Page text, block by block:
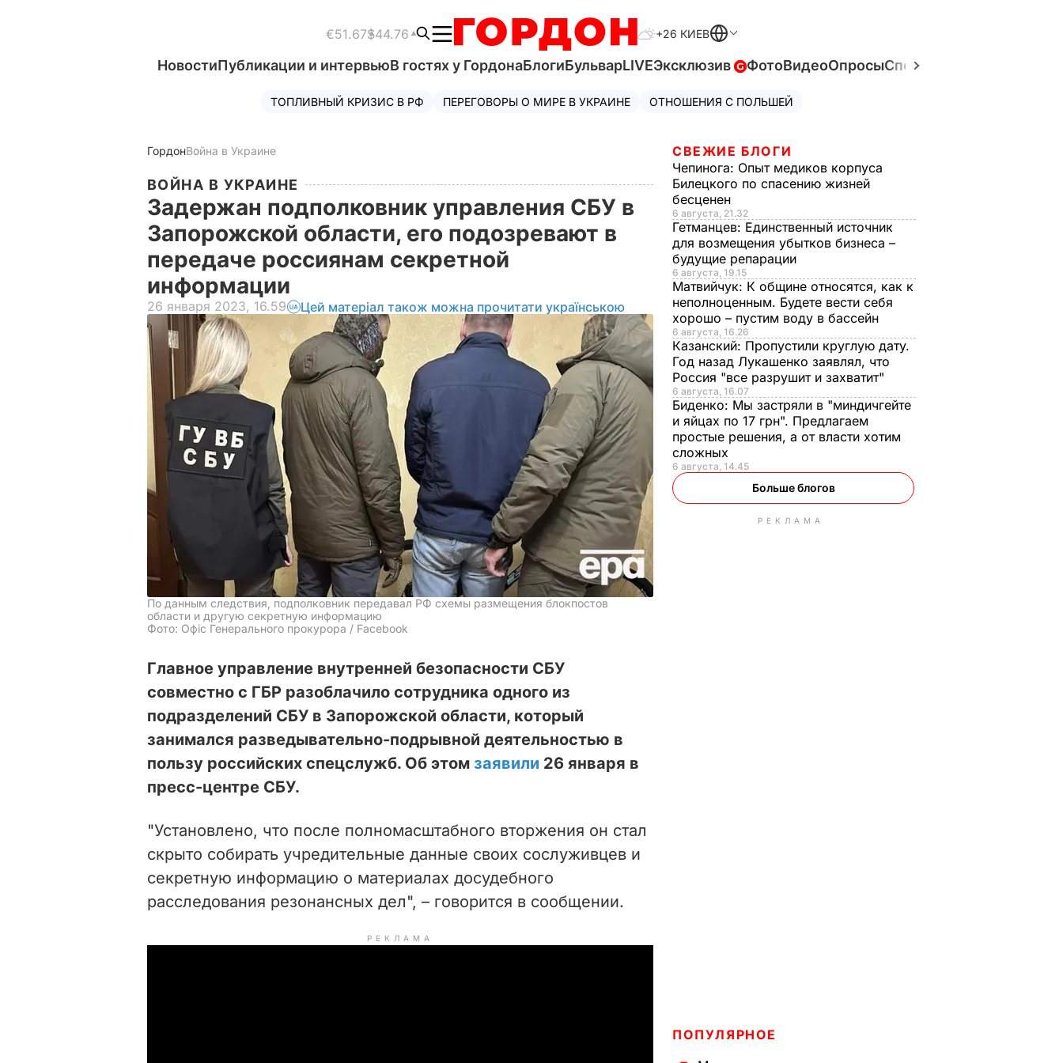
€51.67$44.76 +26 КИЕВ
НовостиПубликации и интервьюВ гостях у ГордонаБлогиБульварLIVEЭксклюзив ФотоВидеоОпросыСпецпроекты
ТОПЛИВНЫЙ КРИЗИС В РФ ПЕРЕГОВОРЫ О МИРЕ В УКРАИНЕ ОТНОШЕНИЯ С ПОЛЬШЕЙ
ГордонВойна в Украине
ВОЙНА В УКРАИНЕ
Задержан подполковник управления СБУ в
Запорожской области, его подозревают в
передаче россиянам секретной
информации
26 января 2023, 16.59 Цей матеріал також можна прочитати українською
По данным следствия, подполковник передавал РФ схемы размещения блокпостов
области и другую секретную информацию
Фото: Офіс Генерального прокурора / Facebook
Главное управление внутренней безопасности СБУ
совместно с ГБР разоблачило сотрудника одного из
подразделений СБУ в Запорожской области, который
занимался разведывательно-подрывной деятельностью в
пользу российских спецслужб. Об этом заявили 26 января в
пресс-центре СБУ.
"Установлено, что после полномасштабного вторжения он стал
скрыто собирать учредительные данные своих сослуживцев и
секретную информацию о материалах досудебного
расследования резонансных дел", – говорится в сообщении.
РЕКЛАМА
СВЕЖИЕ БЛОГИ
Чепинога: Опыт медиков корпуса
Билецкого по спасению жизней
бесценен
6 августа, 21.32
Гетманцев: Единственный источник
для возмещения убытков бизнеса –
будущие репарации
6 августа, 19.15
Матвийчук: К общине относятся, как к
неполноценным. Будете вести себя
хорошо – пустим воду в бассейн
6 августа, 16.26
Казанский: Пропустили круглую дату.
Год назад Лукашенко заявлял, что
Россия "все разрушит и захватит"
6 августа, 16.07
Биденко: Мы застряли в "миндичгейте
и яйцах по 17 грн". Предлагаем
простые решения, а от власти хотим
сложных
6 августа, 14.45
Больше блогов
РЕКЛАМА
ПОПУЛЯРНОЕ